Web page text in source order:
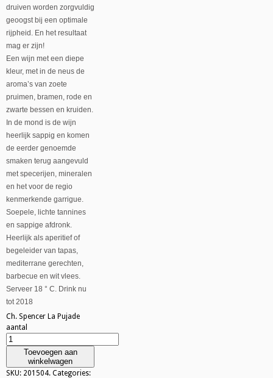
druiven worden zorgvuldig
geoogst bij een optimale
rijpheid. En het resultaat
mag er zijn!
Een wijn met een diepe
kleur, met in de neus de
aroma’s van zoete
pruimen, bramen, rode en
zwarte bessen en kruiden.
In de mond is de wijn
heerlijk sappig en komen
de eerder genoemde
smaken terug aangevuld
met specerijen, mineralen
en het voor de regio
kenmerkende garrigue.
Soepele, lichte tannines
en sappige afdronk.
Heerlijk als aperitief of
begeleider van tapas,
mediterrane gerechten,
barbecue en wit vlees.
Serveer 18 ° C. Drink nu
tot 2018
Ch. Spencer La Pujade
aantal
Toevoegen aan
winkelwagen
SKU: 201504. Categories: